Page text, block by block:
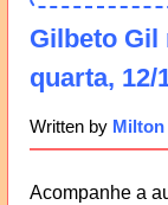
Gilbeto Gil
quarta, 12/
Written by Milton
Acompanhe a